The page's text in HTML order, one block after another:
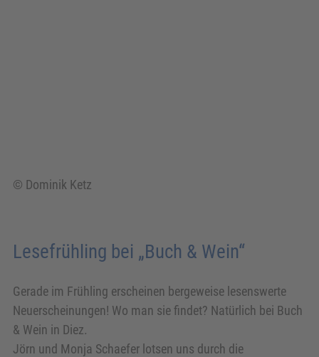
© Dominik Ketz
Lesefrühling bei „Buch & Wein“
Gerade im Frühling erscheinen bergeweise lesenswerte
Neuerscheinungen! Wo man sie findet? Natürlich bei Buch
& Wein in Diez.
Jörn und Monja Schaefer lotsen uns durch die